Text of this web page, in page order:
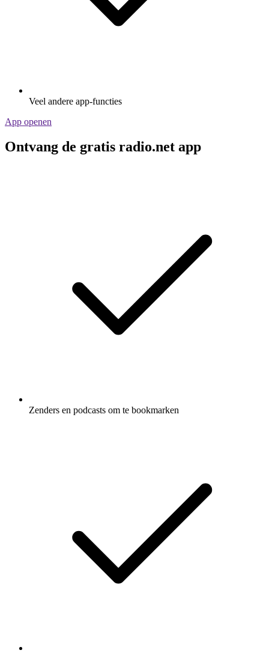
Veel andere app-functies
App openen
Ontvang de gratis radio.net app
Zenders en podcasts om te bookmarken